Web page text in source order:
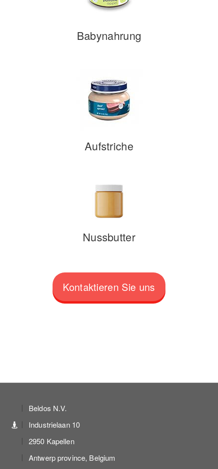
Babynahrung
Aufstriche
Nussbutter
Kontaktieren Sie uns
Beldos N.V.
Industrielaan 10
2950 Kapellen
Antwerp province, Belgium